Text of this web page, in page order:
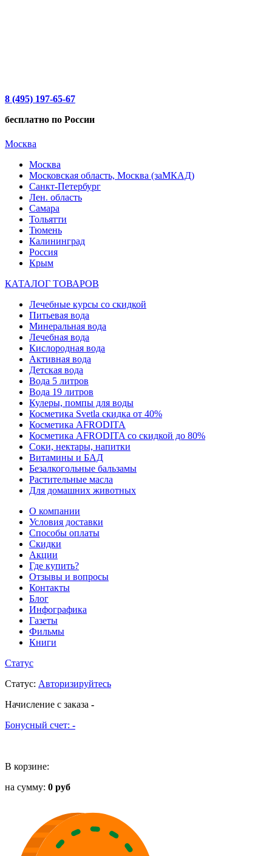
8 (495) 197-65-67
бесплатно по России
Москва
Москва
Московская область, Москва (заМКАД)
Санкт-Петербург
Лен. область
Самара
Тольятти
Тюмень
Калининград
Россия
Крым
КАТАЛОГ ТОВАРОВ
Лечебные курсы со скидкой
Питьевая вода
Минеральная вода
Лечебная вода
Кислородная вода
Активная вода
Детская вода
Вода 5 литров
Вода 19 литров
Кулеры, помпы для воды
Косметика Svetla скидка от 40%
Косметика AFRODITA
Косметика AFRODITA со скидкой до 80%
Соки, нектары, напитки
Витамины и БАД
Безалкогольные бальзамы
Растительные масла
Для домашних животных
О компании
Условия доставки
Способы оплаты
Скидки
Акции
Где купить?
Отзывы и вопросы
Контакты
Блог
Инфографика
Газеты
Фильмы
Книги
Статус
Статус: Авторизируйтесь
Начисление с заказа -
Бонусный счет: -
В корзине:
на сумму: 0 руб